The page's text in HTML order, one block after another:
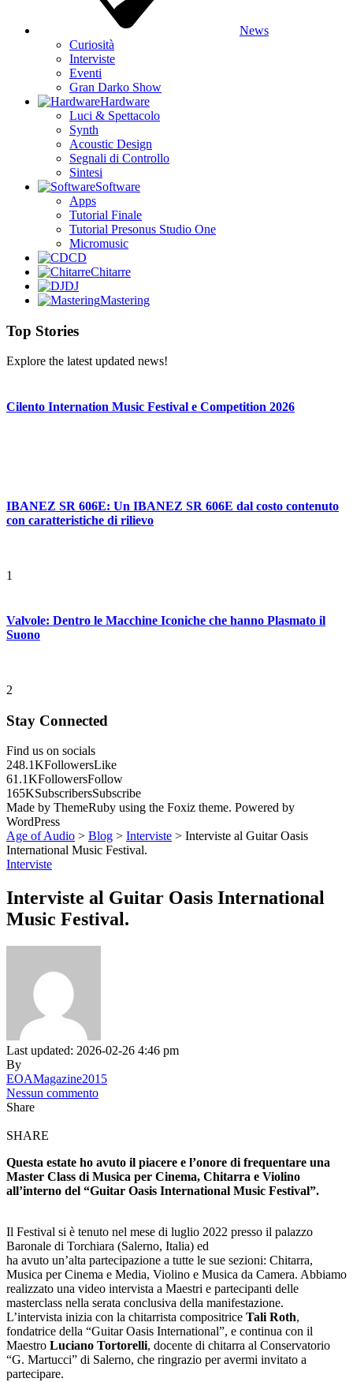
News
Curiosità
Interviste
Eventi
Gran Darko Show
Hardware
Luci & Spettacolo
Synth
Acoustic Design
Segnali di Controllo
Sintesi
Software
Apps
Tutorial Finale
Tutorial Presonus Studio One
Micromusic
CD
Chitarre
DJ
Mastering
Top Stories
Explore the latest updated news!
Cilento Internation Music Festival e Competition 2026
IBANEZ SR 606E: Un IBANEZ SR 606E dal costo contenuto
con caratteristiche di rilievo
1
Valvole: Dentro le Macchine Iconiche che hanno Plasmato il
Suono
2
Stay Connected
Find us on socials
248.1KFollowersLike
61.1KFollowersFollow
165KSubscribersSubscribe
Made by ThemeRuby using the Foxiz theme. Powered by
WordPress
Age of Audio > Blog > Interviste > Interviste al Guitar Oasis
International Music Festival.
Interviste
Interviste al Guitar Oasis International
Music Festival.
Last updated: 2026-02-26 4:46 pm
By
EOAMagazine2015
Nessun commento
Share
SHARE
Questa estate ho avuto il piacere e l’onore di frequentare una
Master Class di Musica per Cinema, Chitarra e Violino
all’interno del “Guitar Oasis International Music Festival”.
Il Festival si è tenuto nel mese di luglio 2022 presso il palazzo
Baronale di Torchiara (Salerno, Italia) ed
ha avuto un’alta partecipazione a tutte le sue sezioni: Chitarra,
Musica per Cinema e Media, Violino e Musica da Camera. Abbiamo
realizzato una video intervista a Maestri e partecipanti delle
masterclass nella serata conclusiva della manifestazione.
L’intervista inizia con la chitarrista compositrice Tali Roth,
fondatrice della “Guitar Oasis International”, e continua con il
Maestro Luciano Tortorelli, docente di chitarra al Conservatorio
“G. Martucci” di Salerno, che ringrazio per avermi invitato a
partecipare.